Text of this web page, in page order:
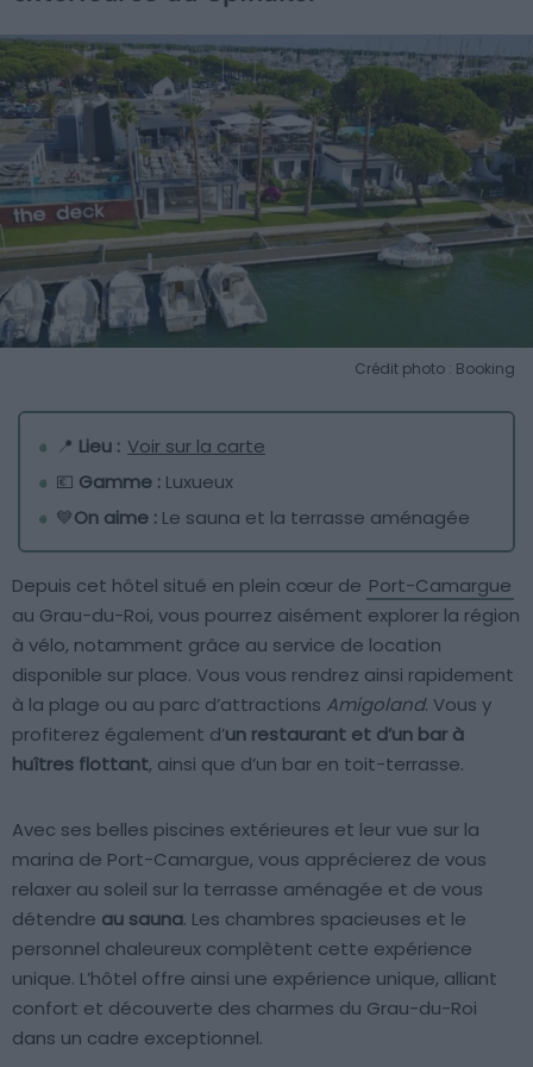
Crédit photo : Booking
📍 Lieu : Voir sur la carte
💶 Gamme : Luxueux
💙On aime : Le sauna et la terrasse aménagée
Depuis cet hôtel situé en plein cœur de Port-Camargue
au Grau-du-Roi, vous pourrez aisément explorer la région
à vélo, notamment grâce au service de location
disponible sur place. Vous vous rendrez ainsi rapidement
à la plage ou au parc d’attractions Amigoland. Vous y
profiterez également d’un restaurant et d’un bar à
huîtres flottant, ainsi que d’un bar en toit-terrasse.
Avec ses belles piscines extérieures et leur vue sur la
marina de Port-Camargue, vous apprécierez de vous
relaxer au soleil sur la terrasse aménagée et de vous
détendre au sauna. Les chambres spacieuses et le
personnel chaleureux complètent cette expérience
unique. L’hôtel offre ainsi une expérience unique, alliant
confort et découverte des charmes du Grau-du-Roi
dans un cadre exceptionnel.